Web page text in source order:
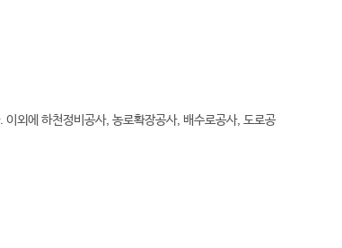
외에 하천정비공사, 농로확장공사, 배수로공사, 도로공